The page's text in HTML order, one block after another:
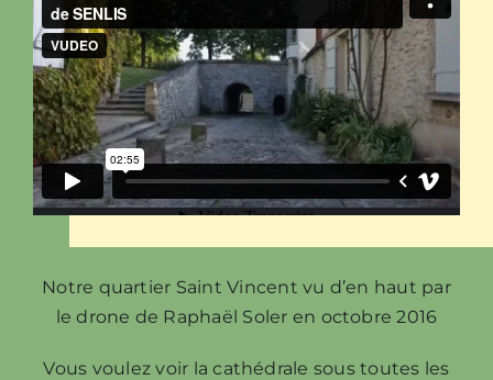
Notre quartier Saint Vincent vu d’en haut par
le drone de Raphaël Soler en octobre 2016
Vous voulez voir la cathédrale sous toutes les